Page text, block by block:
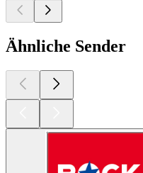
Ähnliche Sender